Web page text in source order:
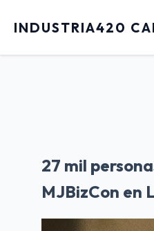
INDUSTRIA420
27 mil
MJBizCon en